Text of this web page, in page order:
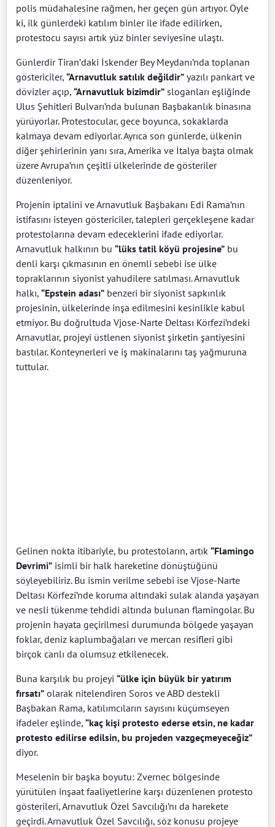
polis müdahalesine rağmen, her geçen gün artıyor. Öyle
ki, ilk günlerdeki katılım binler ile ifade edilirken,
protestocu sayısı artık yüz binler seviyesine ulaştı.
Günlerdir Tiran’daki İskender Bey Meydanı’nda toplanan
göstericiler, “Arnavutluk satılık değildir” yazılı pankart ve
dövizler açıp, “Arnavutluk bizimdir” sloganları eşliğinde
Ulus Şehitleri Bulvarı’nda bulunan Başbakanlık binasına
yürüyorlar. Protestocular, gece boyunca, sokaklarda
kalmaya devam ediyorlar. Ayrıca son günlerde, ülkenin
diğer şehirlerinin yanı sıra, Amerika ve İtalya başta olmak
üzere Avrupa’nın çeşitli ülkelerinde de gösteriler
düzenleniyor.
Projenin iptalini ve Arnavutluk Başbakanı Edi Rama’nın
istifasını isteyen göstericiler, talepleri gerçekleşene kadar
protestolarına devam edeceklerini ifade ediyorlar.
Arnavutluk halkının bu “lüks tatil köyü projesine” bu
denli karşı çıkmasının en önemli sebebi ise ülke
topraklarının siyonist yahudilere satılması. Arnavutluk
halkı, “Epstein adası” benzeri bir siyonist sapkınlık
projesinin, ülkelerinde inşa edilmesini kesinlikle kabul
etmiyor. Bu doğrultuda Vjose-Narte Deltası Körfezi’ndeki
Arnavutlar, projeyi üstlenen siyonist şirketin şantiyesini
bastılar. Konteynerleri ve iş makinalarını taş yağmuruna
tuttular.
Gelinen nokta itibariyle, bu protestoların, artık “Flamingo
Devrimi” isimli bir halk hareketine dönüştüğünü
söyleyebiliriz. Bu ismin verilme sebebi ise Vjose-Narte
Deltası Körfezi’nde koruma altındaki sulak alanda yaşayan
ve nesli tükenme tehdidi altında bulunan flamingolar. Bu
projenin hayata geçirilmesi durumunda bölgede yaşayan
foklar, deniz kaplumbağaları ve mercan resifleri gibi
birçok canlı da olumsuz etkilenecek.
Buna karşılık bu projeyi “ülke için büyük bir yatırım
fırsatı” olarak nitelendiren Soros ve ABD destekli
Başbakan Rama, katılımcıların sayısını küçümseyen
ifadeler eşlinde, “kaç kişi protesto ederse etsin, ne kadar
protesto edilirse edilsin, bu projeden vazgeçmeyeceğiz”
diyor.
Meselenin bir başka boyutu: Zvernec bölgesinde
yürütülen inşaat faaliyetlerine karşı düzenlenen protesto
gösterileri, Arnavutluk Özel Savcılığı’nı da harekete
geçirdi. Arnavutluk Özel Savcılığı, söz konusu projeye